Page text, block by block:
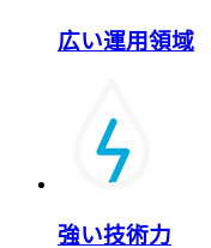
広い運用領域
強い技術力